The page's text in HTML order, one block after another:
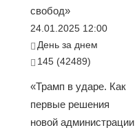
свобод»
24.01.2025 12:00
День за днем
145 (42489)
«Трамп в ударе. Как
первые решения
новой администрации